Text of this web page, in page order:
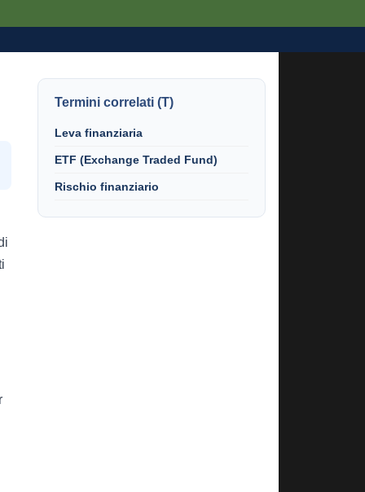
Termini correlati (T)
Leva finanziaria
ETF (Exchange Traded Fund)
Rischio finanziario